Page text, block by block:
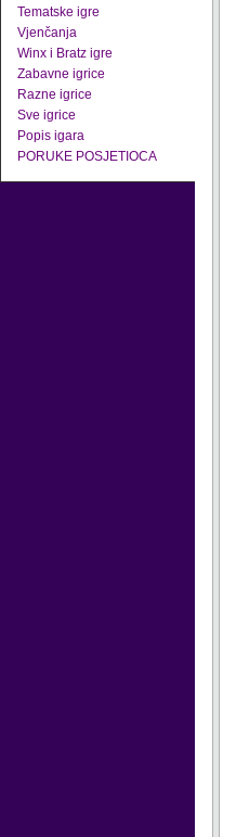
Tematske igre
Vjenčanja
Winx i Bratz igre
Zabavne igrice
Razne igrice
Sve igrice
Popis igara
PORUKE POSJETIOCA